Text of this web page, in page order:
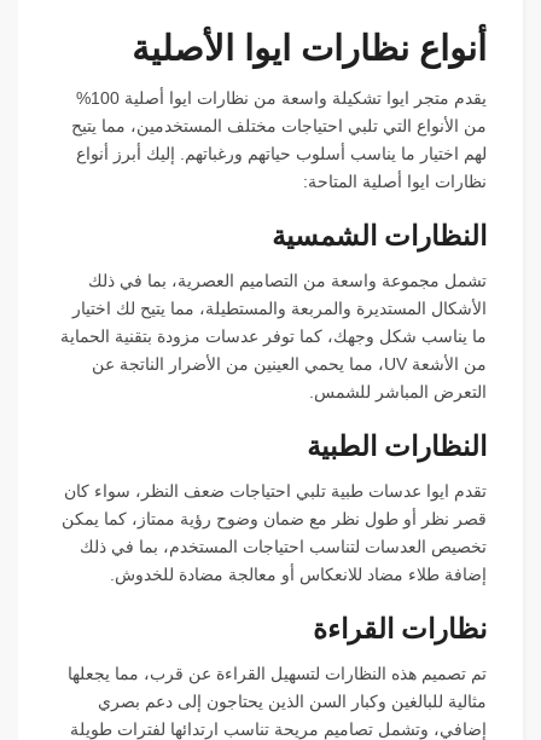
أنواع نظارات ايوا الأصلية
يقدم متجر ايوا تشكيلة واسعة من نظارات ايوا أصلية 100%
من الأنواع التي تلبي احتياجات مختلف المستخدمين، مما يتيح
لهم اختيار ما يناسب أسلوب حياتهم ورغباتهم. إليك أبرز أنواع
نظارات ايوا أصلية المتاحة:
النظارات الشمسية
تشمل مجموعة واسعة من التصاميم العصرية، بما في ذلك
الأشكال المستديرة والمربعة والمستطيلة، مما يتيح لك اختيار
ما يناسب شكل وجهك، كما توفر عدسات مزودة بتقنية الحماية
من الأشعة UV، مما يحمي العينين من الأضرار الناتجة عن
التعرض المباشر للشمس.
النظارات الطبية
تقدم ايوا عدسات طبية تلبي احتياجات ضعف النظر، سواء كان
قصر نظر أو طول نظر مع ضمان وضوح رؤية ممتاز، كما يمكن
تخصيص العدسات لتناسب احتياجات المستخدم، بما في ذلك
إضافة طلاء مضاد للانعكاس أو معالجة مضادة للخدوش.
نظارات القراءة
تم تصميم هذه النظارات لتسهيل القراءة عن قرب، مما يجعلها
مثالية للبالغين وكبار السن الذين يحتاجون إلى دعم بصري
إضافي، وتشمل تصاميم مريحة تناسب ارتدائها لفترات طويلة